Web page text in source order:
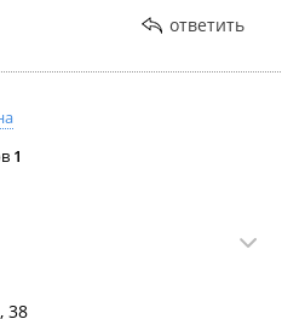
ответить
1
38